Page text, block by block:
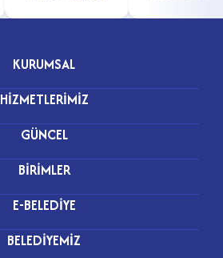
KURUMSAL
HİZMETLERİMİZ
GÜNCEL
BİRİMLER
E-BELEDİYE
BELEDİYEMİZ